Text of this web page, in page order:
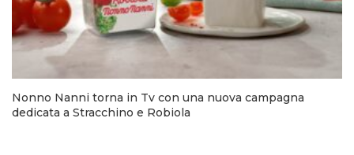
Nonno Nanni torna in Tv con una nuova campagna
dedicata a Stracchino e Robiola